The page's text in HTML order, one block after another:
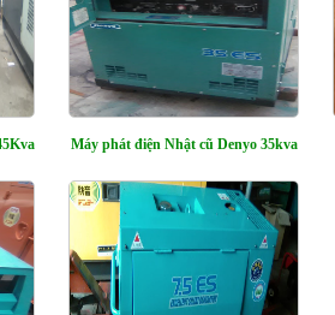
Máy phát điện Nhật cũ Denyo 35kva